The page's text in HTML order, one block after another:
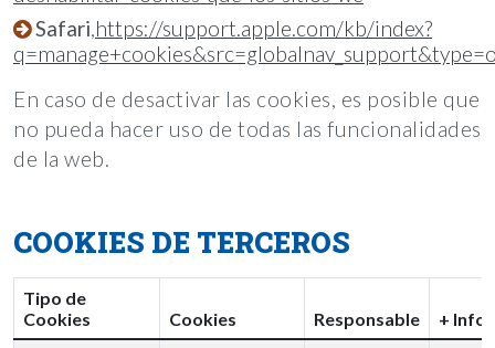
Safari,https://support.apple.com/kb/index?
En caso de desactivar las cookies, es posible que
no pueda hacer uso de todas las funcionalidades
de la web.
COOKIES DE TERCEROS
Tipo de
Cookies
Cookies Responsable
+ Info